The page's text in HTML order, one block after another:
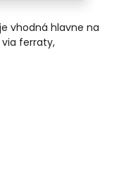
vhodná hlavne na
via ferraty,